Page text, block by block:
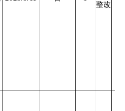
整改